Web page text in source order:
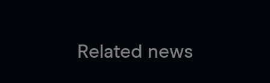
Related news